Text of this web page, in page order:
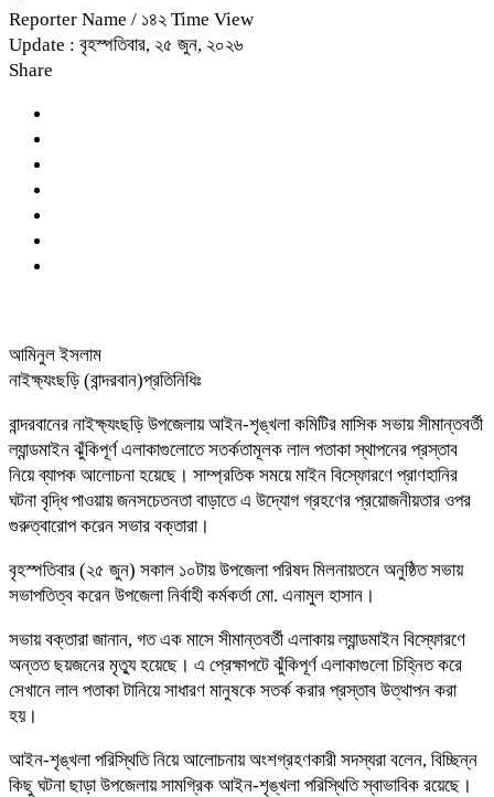
Reporter Name / ১৪২ Time View
Update : বৃহস্পতিবার, ২৫ জুন, ২০২৬
Share
আমিনুল ইসলাম
নাইক্ষ্যংছড়ি (বান্দরবান)প্রতিনিধিঃ
বান্দরবানের নাইক্ষ্যংছড়ি উপজেলায় আইন-শৃঙ্খলা কমিটির মাসিক সভায় সীমান্তবর্তী
ল্যান্ডমাইন ঝুঁকিপূর্ণ এলাকাগুলোতে সতর্কতামূলক লাল পতাকা স্থাপনের প্রস্তাব
নিয়ে ব্যাপক আলোচনা হয়েছে। সাম্প্রতিক সময়ে মাইন বিস্ফোরণে প্রাণহানির
ঘটনা বৃদ্ধি পাওয়ায় জনসচেতনতা বাড়াতে এ উদ্যোগ গ্রহণের প্রয়োজনীয়তার ওপর
গুরুত্বারোপ করেন সভার বক্তারা।
বৃহস্পতিবার (২৫ জুন) সকাল ১০টায় উপজেলা পরিষদ মিলনায়তনে অনুষ্ঠিত সভায়
সভাপতিত্ব করেন উপজেলা নির্বাহী কর্মকর্তা মো. এনামুল হাসান।
সভায় বক্তারা জানান, গত এক মাসে সীমান্তবর্তী এলাকায় ল্যান্ডমাইন বিস্ফোরণে
অন্তত ছয়জনের মৃত্যু হয়েছে। এ প্রেক্ষাপটে ঝুঁকিপূর্ণ এলাকাগুলো চিহ্নিত করে
সেখানে লাল পতাকা টানিয়ে সাধারণ মানুষকে সতর্ক করার প্রস্তাব উত্থাপন করা
হয়।
আইন-শৃঙ্খলা পরিস্থিতি নিয়ে আলোচনায় অংশগ্রহণকারী সদস্যরা বলেন, বিচ্ছিন্ন
কিছু ঘটনা ছাড়া উপজেলায় সামগ্রিক আইন-শৃঙ্খলা পরিস্থিতি স্বাভাবিক রয়েছে।